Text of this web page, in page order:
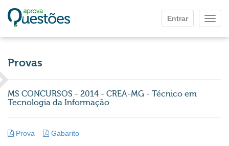
Entrar
Provas
MS CONCURSOS - 2014 - CREA-MG - Técnico em
Tecnologia da Informação
Prova Gabarito